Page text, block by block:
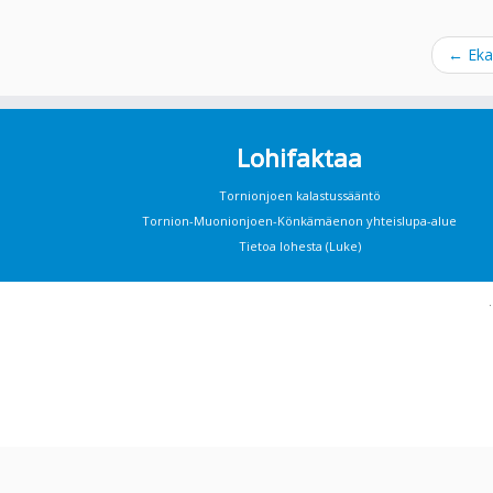
←
Lohifaktaa
Tornionjoen kalastussääntö
Tornion-Muonionjoen-Könkämäenon yhteislupa-alue
Tietoa lohesta (Luke)